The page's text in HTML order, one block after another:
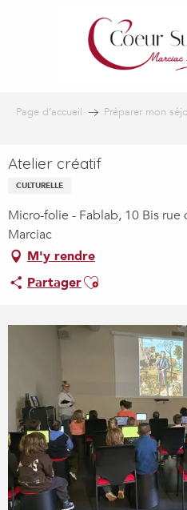
Page d’accueil Préparer mon
Atelier créatif
CULTURELLE
Micro-folie - Fablab, 10 Bis
Marciac
M'y rendre
PartagerAjouter aux favoris